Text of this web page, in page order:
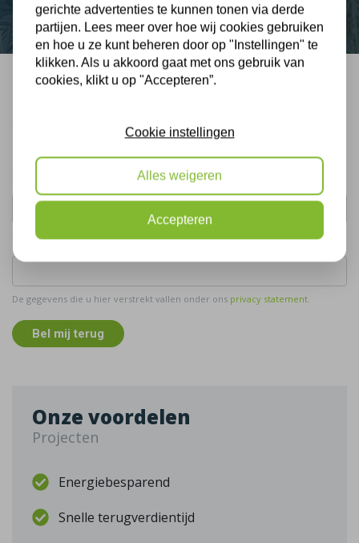
Gratis, vrijblijvend advies
Telefoonnummer:
De gegevens die u hier verstrekt vallen onder ons privacy statement.
Bel mij terug
Onze voordelen
Projecten
Energiebesparend
Snelle terugverdientijd
gerichte advertenties te kunnen tonen via derde
partijen. Lees meer over hoe wij cookies gebruiken
en hoe u ze kunt beheren door op "Instellingen" te
klikken. Als u akkoord gaat met ons gebruik van
cookies, klikt u op "Accepteren”.
Cookie instellingen
Alles weigeren
Accepteren